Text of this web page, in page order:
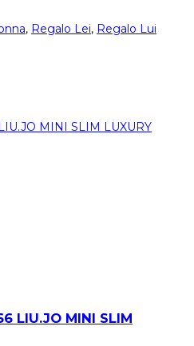
, Regalo Lei, Regalo Lui
LIU.JO MINI SLIM